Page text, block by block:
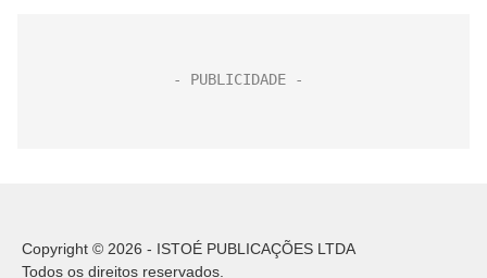
Copyright © 2026 - ISTOÉ PUBLICAÇÕES LTDA
Todos os direitos reservados.